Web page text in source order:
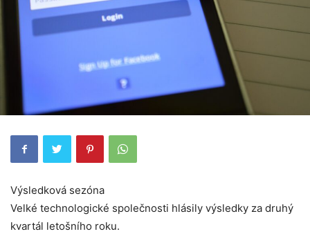
Výsledková sezóna
Velké technologické společnosti hlásily výsledky za druhý
kvartál letošního roku.